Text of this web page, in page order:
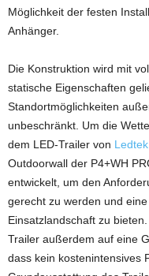
Möglichkeit der festen
Anhänger.
Die Konstruktion wird mit
statische Eigenschaften
Standortmöglichkeiten
unbeschränkt. Um die
dem LED-Trailer von Ledtek
Outdoorwall der P4+WH
entwickelt, um den
gerecht zu werden und
Einsatzlandschaft zu
Trailer außerdem auf eine
dass kein kostenintensives